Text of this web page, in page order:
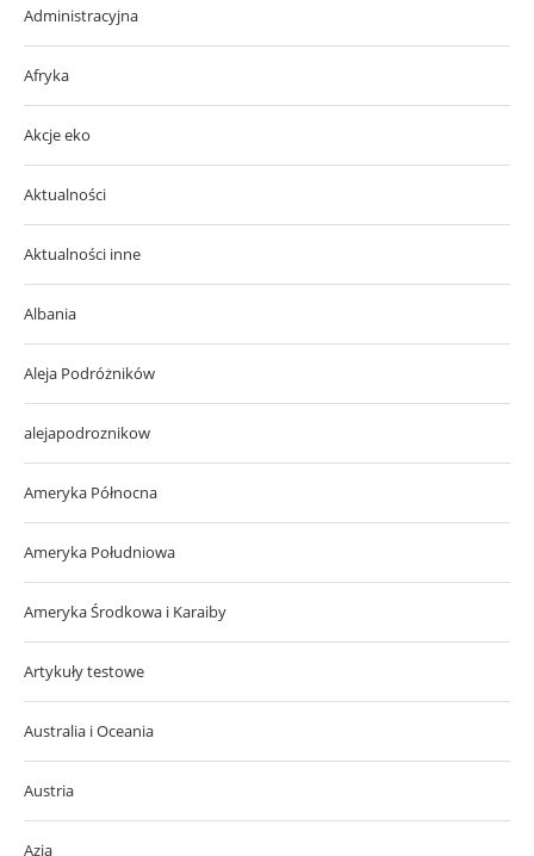
Administracyjna
Afryka
Akcje eko
Aktualności
Aktualności inne
Albania
Aleja Podróżników
alejapodroznikow
Ameryka Północna
Ameryka Południowa
Ameryka Środkowa i Karaiby
Artykuły testowe
Australia i Oceania
Austria
Azja